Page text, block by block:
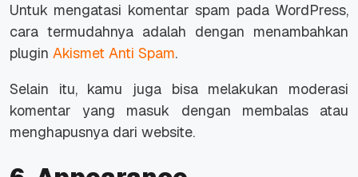
Untuk mengatasi komentar spam pada WordPress,
cara termudahnya adalah dengan menambahkan
plugin Akismet Anti Spam.
Selain itu, kamu juga bisa melakukan moderasi
komentar yang masuk dengan membalas atau
menghapusnya dari website.